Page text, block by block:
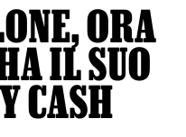
ORA
IL SUO
CASH